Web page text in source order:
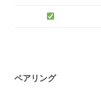
ペアリング